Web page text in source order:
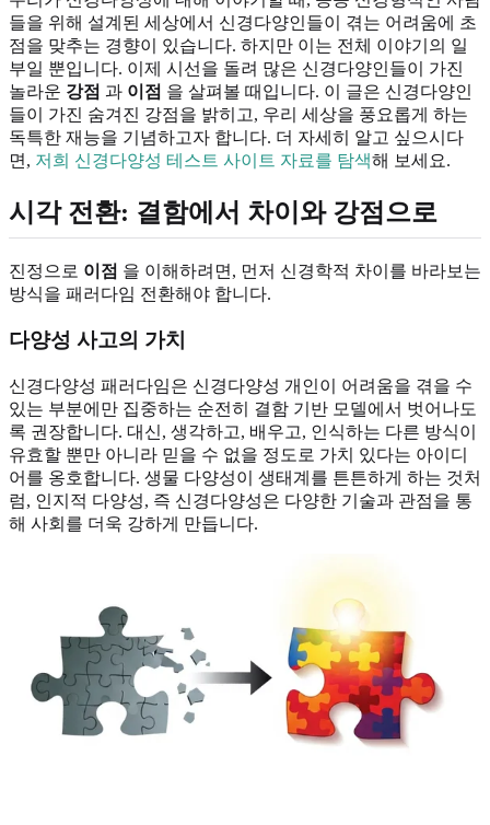
들을 위해 설계된 세상에서 신경다양인들이 겪는 어려움에 초
점을 맞추는 경향이 있습니다. 하지만 이는 전체 이야기의 일
부일 뿐입니다. 이제 시선을 돌려 많은 신경다양인들이 가진
놀라운 강점 과 이점 을 살펴볼 때입니다. 이 글은 신경다양인
들이 가진 숨겨진 강점을 밝히고, 우리 세상을 풍요롭게 하는
독특한 재능을 기념하고자 합니다. 더 자세히 알고 싶으시다
면, 저희 신경다양성 테스트 사이트 자료를 탐색해 보세요.
시각 전환: 결함에서 차이와 강점으로
진정으로 이점 을 이해하려면, 먼저 신경학적 차이를 바라보는
방식을 패러다임 전환해야 합니다.
다양성 사고의 가치
신경다양성 패러다임은 신경다양성 개인이 어려움을 겪을 수
있는 부분에만 집중하는 순전히 결함 기반 모델에서 벗어나도
록 권장합니다. 대신, 생각하고, 배우고, 인식하는 다른 방식이
유효할 뿐만 아니라 믿을 수 없을 정도로 가치 있다는 아이디
어를 옹호합니다. 생물 다양성이 생태계를 튼튼하게 하는 것처
럼, 인지적 다양성, 즉 신경다양성은 다양한 기술과 관점을 통
해 사회를 더욱 강하게 만듭니다.